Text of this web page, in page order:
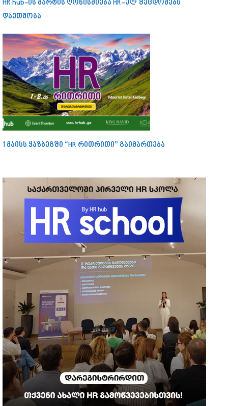
HR hub-ის მარტის ღონისძიება HR-ულ შეცდომებს
დაეთმობა
1 მაისს ყაზბეგში “HR რითრითი” გაიმართება